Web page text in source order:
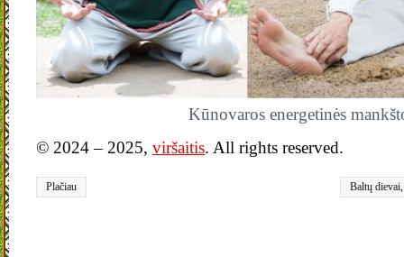
Kūnovaros energetinės
© 2024 – 2025, viršaitis. All rights reserved.
Plačiau Baltų dievai